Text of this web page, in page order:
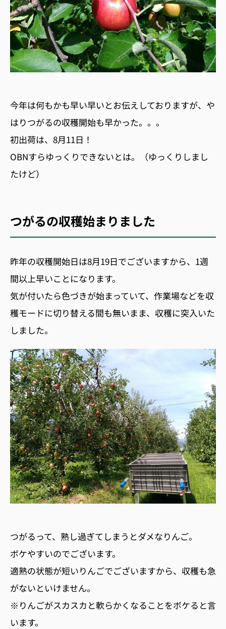
今年は何もかも早い早いとお伝えしておりますが、や
はりつがるの収穫開始も早かった。。。
初出荷は、8月11日！
OBNすらゆっくりできないとは。（ゆっくりしまし
たけど）
つがるの収穫始まりました
昨年の収穫開始日は8月19日でございますから、1週
間以上早いことになります。
気が付いたら色づきが始まっていて、作業場などを収
穫モードに切り替える間も無いまま、収穫に突入いた
しました。
つがるって、熟し過ぎてしまうとダメなりんご。
ボケやすいのでございます。
適熟の状態が短いりんごでございますから、収穫も急
がないといけません。
※りんごがスカスカと軟らかくなることをボケると言
います。